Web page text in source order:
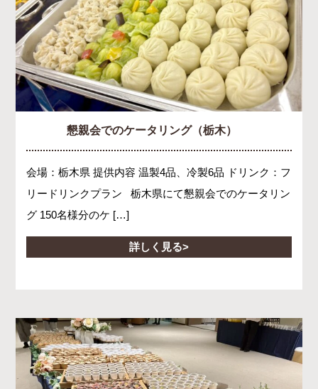
懇親会でのケータリング（栃木）
会場：栃木県 提供内容 温製4品、冷製6品 ドリンク：フ
リードリンクプラン 栃木県にて懇親会でのケータリン
グ 150名様分のケ […]
詳しく見る